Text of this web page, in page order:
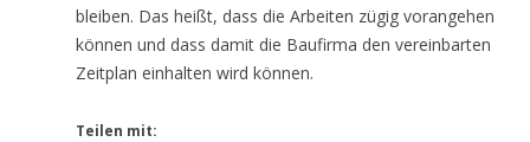
bleiben. Das heißt, dass die Arbeiten zügig vorangehen
können und dass damit die Baufirma den vereinbarten
Zeitplan einhalten wird können.
Teilen mit: